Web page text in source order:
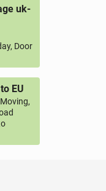
uk-
Door
EU